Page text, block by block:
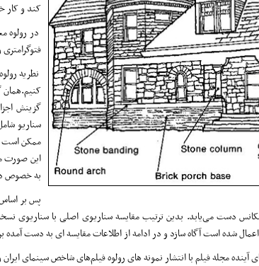
کند و کار
در رولوه
نطریه
کنیم.همان
گزینش
سناریو
ممکن است
این صورت
به خصوص
پس بر اساس
دست می‌یابد. بدین ترتیب مقایسه سناریوی اصلی با سناریوی
شده است آگاه سازد و در ادامه از اطلاعات مقایسه ای به دست آمده
آینده مجله فیلم با انتشار نمونه های رولوه فیلم‌های شاخص سینمای